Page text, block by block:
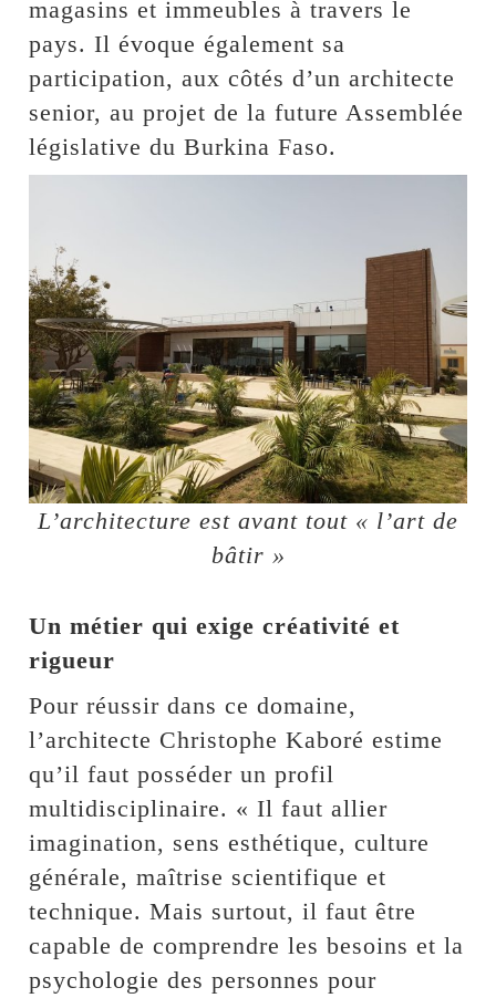
magasins et immeubles à travers le
pays. Il évoque également sa
participation, aux côtés d’un architecte
senior, au projet de la future Assemblée
législative du Burkina Faso.
L’architecture est avant tout « l’art de
bâtir »
Un métier qui exige créativité et
rigueur
Pour réussir dans ce domaine,
l’architecte Christophe Kaboré estime
qu’il faut posséder un profil
multidisciplinaire. « Il faut allier
imagination, sens esthétique, culture
générale, maîtrise scientifique et
technique. Mais surtout, il faut être
capable de comprendre les besoins et la
psychologie des personnes pour